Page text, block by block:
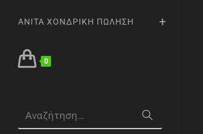
ANITA ΧΟΝΔΡΙΚΉ ΠΏΛΗΣΗ
0
Αναζήτηση...